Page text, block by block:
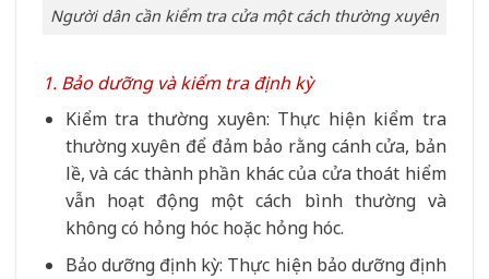
Người dân cần kiểm tra cửa một cách thường xuyên
1. Bảo dưỡng và kiểm tra định kỳ
Kiểm tra thường xuyên: Thực hiện kiểm tra
thường xuyên để đảm bảo rằng cánh cửa, bản
lề, và các thành phần khác của cửa thoát hiểm
vẫn hoạt động một cách bình thường và
không có hỏng hóc hoặc hỏng hóc.
Bảo dưỡng định kỳ: Thực hiện bảo dưỡng định